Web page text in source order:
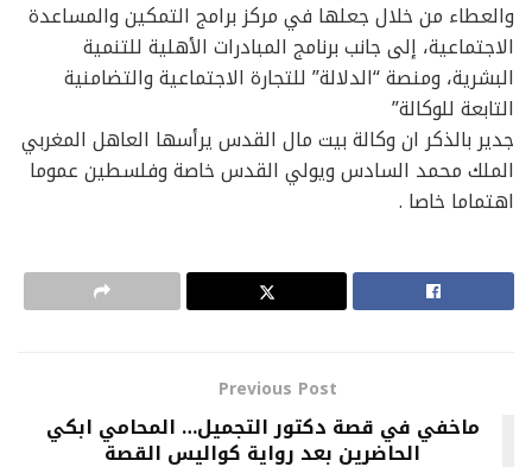
والعطاء من خلال جعلها في مركز برامج التمكين والمساعدة
الاجتماعية، إلى جانب برنامج المبادرات الأهلية للتنمية
البشرية، ومنصة “الدلالة” للتجارة الاجتماعية والتضامنية
التابعة للوكالة”
جدير بالذكر ان وكالة بيت مال القدس يرأسها العاهل المغربي
الملك محمد السادس ويولي القدس خاصة وفلسطين عموما
اهتماما خاصا .
Previous Post
ماخفي في قصة دكتور التجميل… المحامي ابكي
الحاضرين بعد رواية كواليس القصة